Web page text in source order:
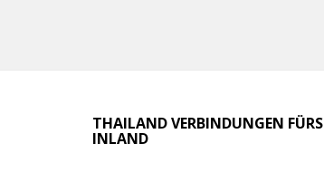
THAILAND VERBINDUNGEN FÜRS
INLAND